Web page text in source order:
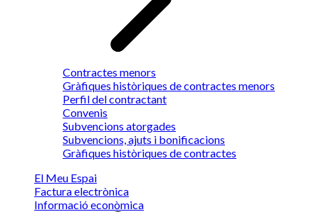
Contractes menors
Gràfiques històriques de contractes menors
Perfil del contractant
Convenis
Subvencions atorgades
Subvencions, ajuts i bonificacions
Gràfiques històriques de contractes
El Meu Espai
Factura electrònica
Informació econòmica